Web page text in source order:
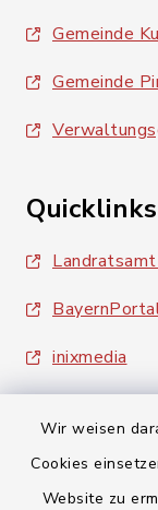
Wir weisen
Cookies
Website zu
Gemeinde
Gemeinde
Quicklinks
inixmedia